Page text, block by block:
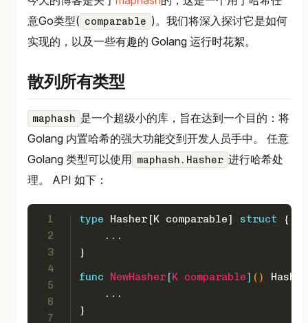
意Go类型( comparable )。我们将深入探讨它是如何
实现的，以及一些有趣的 Golang 运行时花絮。
散列所有类型
maphash 是一个超级小的库，旨在达到一个目的：将
Golang 内置哈希的强大功能交到开发人员手中。 任意
Golang 类型可以使用 maphash.Hasher 进行哈希处
理。 API 如下：
1
2
3
4
5
6
7
type Hasher[K comparable] struct {
    ...
}
func
NewHasher [K comparable] ()
    ...
}